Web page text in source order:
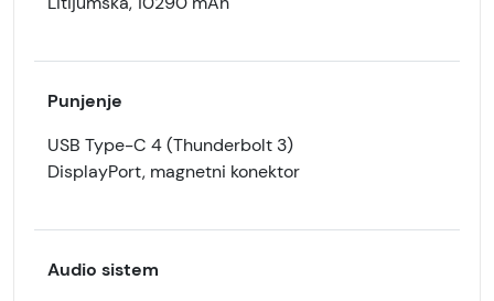
Punjenje
USB Type-C 4 (Thunderbolt 3)
DisplayPort, magnetni konektor
Audio sistem